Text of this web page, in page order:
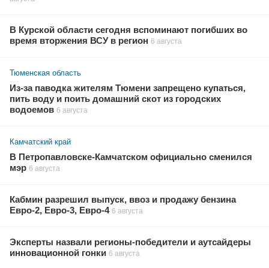
В Курской области сегодня вспоминают погибших во
время вторжения ВСУ в регион 6 августа
Тюменская область
Из-за паводка жителям Тюмени запрещено купаться,
пить воду и поить домашний скот из городских
водоемов 6 августа
Камчатский край
В Петропавловске-Камчатском официально сменился
мэр 6 августа
Кабмин разрешил выпуск, ввоз и продажу бензина
Евро-2, Евро-3, Евро-4 6 августа
Эксперты назвали регионы-победители и аутсайдеры
инновационной гонки 6 августа